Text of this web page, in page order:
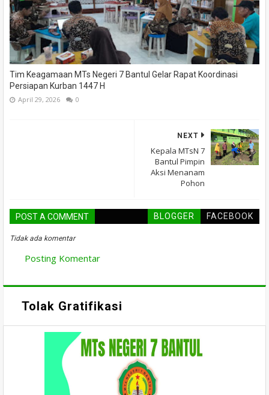
Tim Keagamaan MTs Negeri 7 Bantul Gelar Rapat Koordinasi
Persiapan Kurban 1447 H
April 29, 2026 0
NEXT
Kepala MTsN 7
Bantul Pimpin
Aksi Menanam
Pohon
POST A COMMENT BLOGGER FACEBOOK
Tidak ada komentar
Posting Komentar
Tolak Gratifikasi